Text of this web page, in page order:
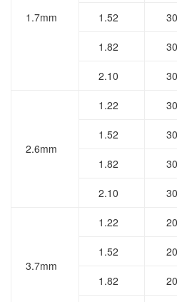
1.7mm 1.52 30
1.82 30
2.10 30
2.6mm
1.22 30
1.52 30
1.82 30
2.10 30
3.7mm
1.22 20
1.52 20
1.82 20